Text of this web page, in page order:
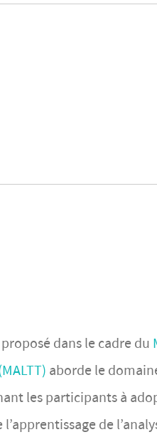
dans le cadre du
aborde le
les participants à
de